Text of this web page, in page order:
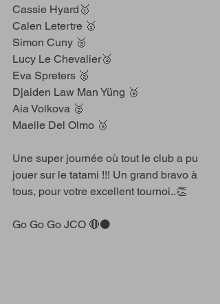
Cassie Hyard🥇
Calen Letertre 🥇
Simon Cuny 🥈
Lucy Le Chevalier🥈
Eva Spreters 🥈
Djaiden Law Man Yüng 🥈
Aia Volkova 🥈
Maelle Del Olmo 🥉
Une super journée où tout le club a pu
jouer sur le tatami !!! Un grand bravo à
tous, pour votre excellent tournoi..👏
Go Go Go JCO 🔴⚫️